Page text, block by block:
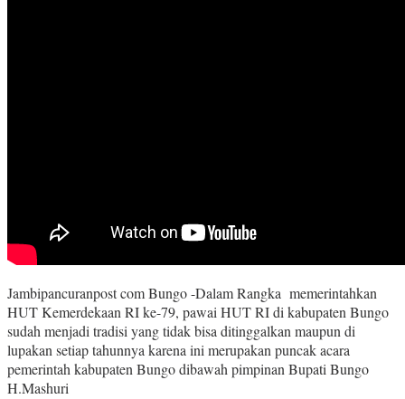
Jambipancuranpost com Bungo -Dalam Rangka memerintahkan
HUT Kemerdekaan RI ke-79, pawai HUT RI di kabupaten Bungo
sudah menjadi tradisi yang tidak bisa ditinggalkan maupun di
lupakan setiap tahunnya karena ini merupakan puncak acara
pemerintah kabupaten Bungo dibawah pimpinan Bupati Bungo
H.Mashuri